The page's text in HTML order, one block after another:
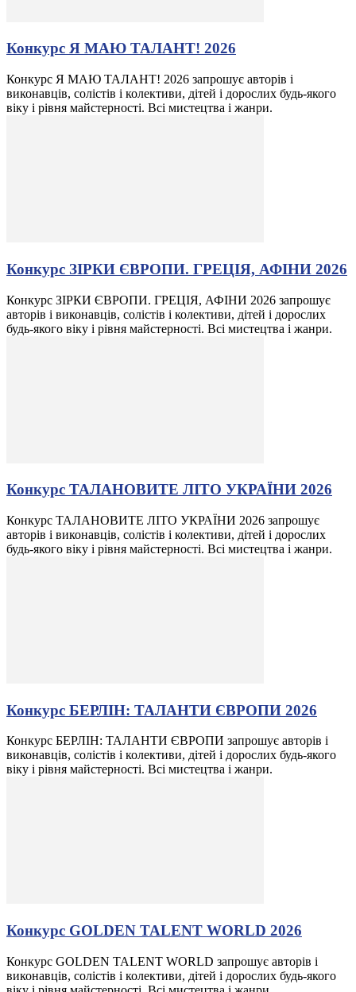
Конкурс Я МАЮ ТАЛАНТ! 2026
Конкурс Я МАЮ ТАЛАНТ! 2026 запрошує авторів і
виконавців, солістів і колективи, дітей і дорослих будь-якого
віку і рівня майстерності. Всі мистецтва і жанри.
Конкурс ЗІРКИ ЄВРОПИ. ГРЕЦІЯ, АФІНИ 2026
Конкурс ЗІРКИ ЄВРОПИ. ГРЕЦІЯ, АФІНИ 2026 запрошує
авторів і виконавців, солістів і колективи, дітей і дорослих
будь-якого віку і рівня майстерності. Всі мистецтва і жанри.
Конкурс ТАЛАНОВИТЕ ЛІТО УКРАЇНИ 2026
Конкурс ТАЛАНОВИТЕ ЛІТО УКРАЇНИ 2026 запрошує
авторів і виконавців, солістів і колективи, дітей і дорослих
будь-якого віку і рівня майстерності. Всі мистецтва і жанри.
Конкурс БЕРЛІН: ТАЛАНТИ ЄВРОПИ 2026
Конкурс БЕРЛІН: ТАЛАНТИ ЄВРОПИ запрошує авторів і
виконавців, солістів і колективи, дітей і дорослих будь-якого
віку і рівня майстерності. Всі мистецтва і жанри.
Конкурс GOLDEN TALENT WORLD 2026
Конкурс GOLDEN TALENT WORLD запрошує авторів і
виконавців, солістів і колективи, дітей і дорослих будь-якого